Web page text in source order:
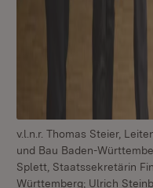
v.l.n.r. Thomas Steier,
und Bau Baden-
Splett, Staatssekretärin
Württemberg; Ulrich